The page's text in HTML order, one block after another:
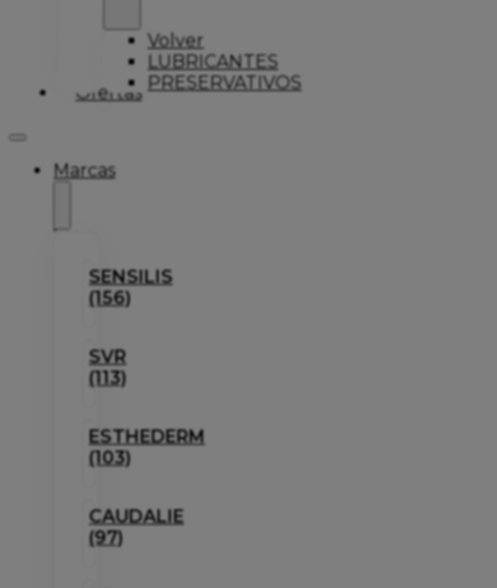
Volver
LUBRICANTES
PRESERVATIVOS
Ofertas
Marcas
SENSILIS
(156)
SVR
(113)
ESTHEDERM
(103)
CAUDALIE
(97)